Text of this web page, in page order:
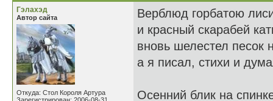
Гэлахэд
Автор сайта
Откуда: Стол Короля Артура
Верблюд горбатою
и красный скарабей
вновь шелестел песок
а я писал, стихи и
Осенний блик на